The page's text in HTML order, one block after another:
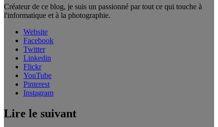
Créateur de ce blog, je suis un passionné par tout ce qui touche à
l'informatique et à la photographie.
Website
Facebook
Twitter
Linkedin
Flickr
YouTube
Pinterest
Instagram
Lire le suivant